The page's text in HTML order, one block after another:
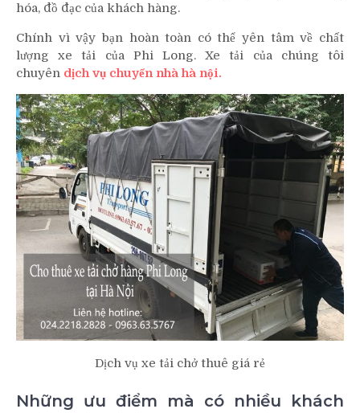
hóa, đồ đạc của khách hàng.
Chính vì vậy bạn hoàn toàn có thể yên tâm về chất
lượng xe tải của Phi Long. Xe tải của chúng tôi
chuyên dịch vụ chuyển nhà hà nội.
Dịch vụ xe tải chở thuê giá rẻ
Những ưu điểm mà có nhiều khách